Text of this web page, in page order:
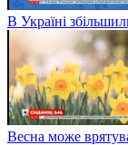
В Україні
Весна може